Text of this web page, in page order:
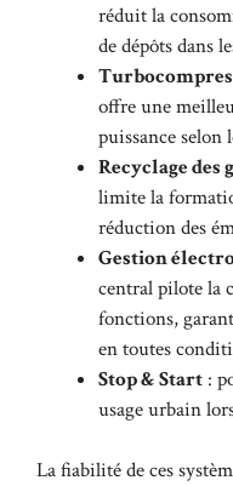
réduit la
de dépôts dans
offre une
puissance selon
Recyclage des
limite la
réduction des
Gestion
central pilote la
fonctions,
en toutes
Stop & Start :
usage urbain
La fiabilité de ces